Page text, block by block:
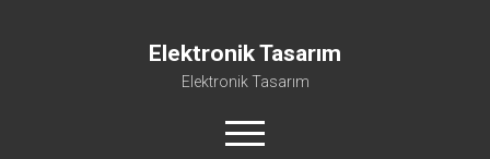
Elektronik Tasarım
Elektronik Tasarım
menüyü
aç